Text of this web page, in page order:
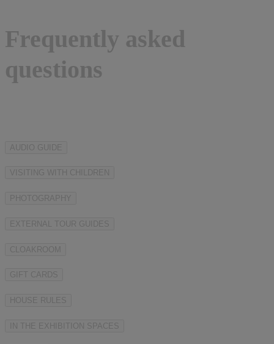
Frequently asked
questions
AUDIO GUIDE
VISITING WITH CHILDREN
PHOTOGRAPHY
EXTERNAL TOUR GUIDES
CLOAKROOM
GIFT CARDS
HOUSE RULES
IN THE EXHIBITION SPACES